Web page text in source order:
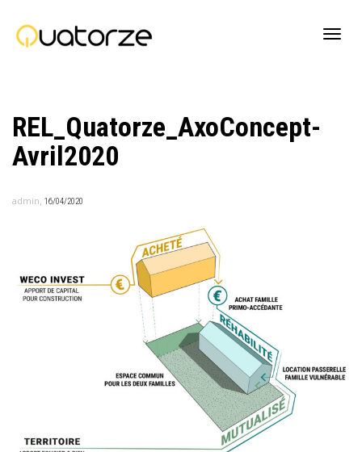
REL_Quatorze_AxoConcept-
Avril2020
admin, 16/04/2020